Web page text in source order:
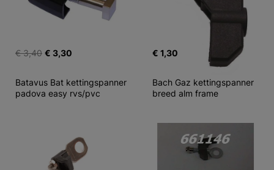
€ 3,40 € 3,30 € 1,30
Batavus Bat kettingspanner
padova easy rvs/pvc
Bach Gaz kettingspanner
breed alm frame